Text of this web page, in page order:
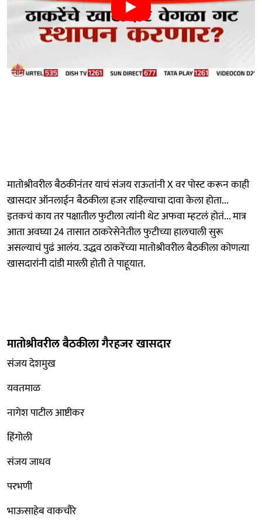
मातोश्रीवरील बैठकीनंतर याचं संजय राऊतांनी X वर पोस्ट करून काही
खासदार ऑनलाईन बैठकीला हजर राहिल्याचा दावा केला होता...
इतकचं काय तर पक्षातील फुटीला त्यांनी थेट अफवा म्हटलं होतं... मात्र
आता अवघ्या 24 तासात ठाकरेसेनेतील फुटीच्या हालचाली सुरू
असल्याचं पुढं आलंय. उद्धव ठाकरेंच्या मातोश्रीवरील बैठकीला कोणत्या
खासदारांनी दांडी मारली होती ते पाहूयात.
मातोश्रीवरील बैठकीला गैरहजर खासदार
संजय देशमुख
यवतमाळ
नागेश पाटील आष्टीकर
हिंगोली
संजय जाधव
परभणी
भाऊसाहेब वाकचौरे